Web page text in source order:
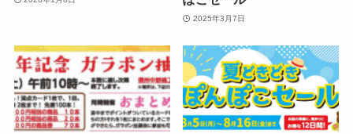
2025年3月7日